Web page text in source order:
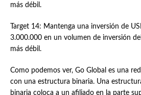
más débil.
Target 14: Mantenga una inversión de
3.000.000 en un volumen de inversión
más débil.
Como podemos ver, Go Global es una
con una estructura binaria. Una
binaria coloca a un afiliado en la parte